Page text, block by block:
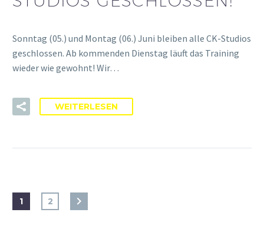
Sonntag (05.) und Montag (06.) Juni bleiben alle CK-Studios
geschlossen. Ab kommenden Dienstag läuft das Training
wieder wie gewohnt! Wir…
WEITERLESEN
1 2